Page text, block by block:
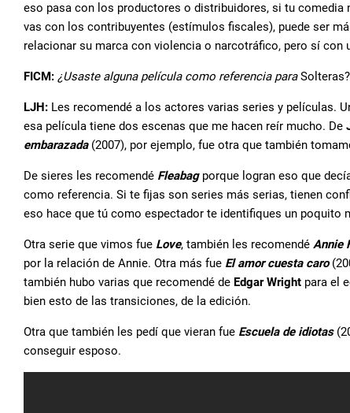
eso pasa con los productores o distribuidores, si tu
vas con los contribuyentes (estímulos fiscales), puede ser
relacionar su marca con violencia o narcotráfico, pero sí con
FICM: ¿Usaste alguna película como referencia paraSolteras?
LJH: Les recomendé a los actores varias series y películas.
esa película tiene dos escenas que me hacen reír mucho. De
embarazada (2007), por ejemplo, fue otra que también
De sieres les recomendé Fleabagporque logran eso que
como referencia. Si te fijas son series más serias, tienen
eso hace que tú como espectador te identifiques un poquito
Otra serie que vimos fue Love, también les recomendé Annie
por la relación de Annie. Otra más fue El amor cuesta caro
también hubo varias que recomendé de Edgar Wright para el
bien esto de las transiciones, de la edición.
Otra que también les pedí que vieran fue Escuela de idiotas
conseguir esposo.